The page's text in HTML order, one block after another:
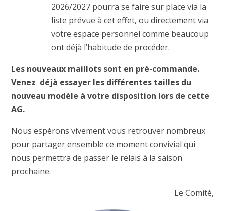
2026/2027 pourra se faire sur place via la
liste prévue à cet effet, ou directement via
votre espace personnel comme beaucoup
ont déjà l’habitude de procéder.
Les nouveaux maillots sont en pré-commande.
Venez déjà essayer les différentes tailles du
nouveau modèle à votre disposition lors de cette
AG.
Nous espérons vivement vous retrouver nombreux
pour partager ensemble ce moment convivial qui
nous permettra de passer le relais à la saison
prochaine.
Le Comité,